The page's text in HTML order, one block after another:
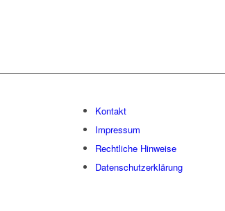
Kontakt
Impressum
Rechtliche Hinweise
Datenschutzerklärung